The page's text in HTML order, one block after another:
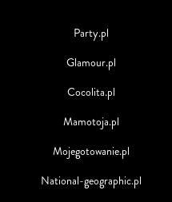
Party.pl
Glamour.pl
Cocolita.pl
Mamotoja.pl
Mojegotowanie.pl
National-geographic.pl